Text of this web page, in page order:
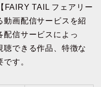
FAIRY TAIL フェアリー
動画配信サービスを紹
配信サービスによっ
聴できる作品、特徴な
す。